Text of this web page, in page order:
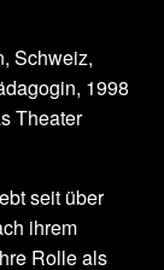
Schweiz,
1998
Theater
seit über
ihrem
Rolle als